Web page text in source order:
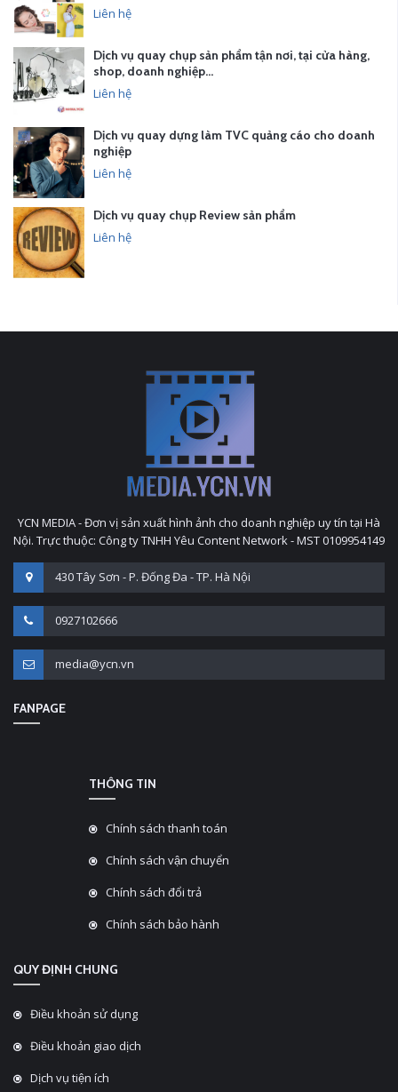
Liên hệ
Dịch vụ quay chụp sản phẩm tận nơi, tại cửa hàng,
shop, doanh nghiệp…
Liên hệ
Dịch vụ quay dựng làm TVC quảng cáo cho doanh
nghiệp
Liên hệ
Dịch vụ quay chụp Review sản phẩm
Liên hệ
YCN MEDIA - Đơn vị sản xuất hình ảnh cho doanh nghiệp uy tín tại Hà
Nội. Trực thuộc: Công ty TNHH Yêu Content Network - MST 0109954149
430 Tây Sơn - P. Đống Đa - TP. Hà Nội
0927102666
media@ycn.vn
FANPAGE
THÔNG TIN
Chính sách thanh toán
Chính sách vận chuyển
Chính sách đổi trả
Chính sách bảo hành
QUY ĐỊNH CHUNG
Điều khoản sử dụng
Điều khoản giao dịch
Dịch vụ tiện ích